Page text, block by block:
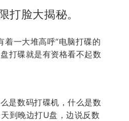
脸大揭秘。
着一大堆高呼“电脑打碟的
打碟就是有资格看不起数
是数码打碟机，什么是数
到晚边打U盘，边说反数